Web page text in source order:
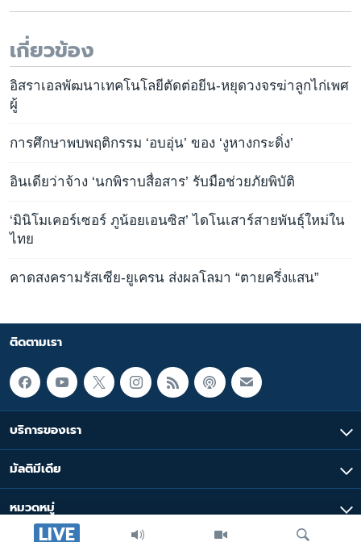
LIVE
เกี่ยวข้อง
อิสราเอลพัฒนาเทคโนโลยีตัดต่อยีน-หยุดวงจรฆ่าลูกไก่เพศ
ผู้
การศึกษาพบพฤติกรรม ‘อบอุ่น’ ของ ‘งูหางกระดิ่ง’
อินเดียว่าจ้าง ‘นกพิราบสื่อสาร’ รับมือช่วยภัยพิบัติ
‘มินิโมเคอร์เซอร์ ภูน้อยเอนซิส’ ไดโนเสาร์สายพันธุ์ใหม่ใน
ไทย
คาดสงครามรัสเซีย-ยูเครน ส่งผลโลมา “ตายครึ่งแสน”
ติดตามเรา
บริการของเรา
มัลติมีเดีย
หมวดหมู่